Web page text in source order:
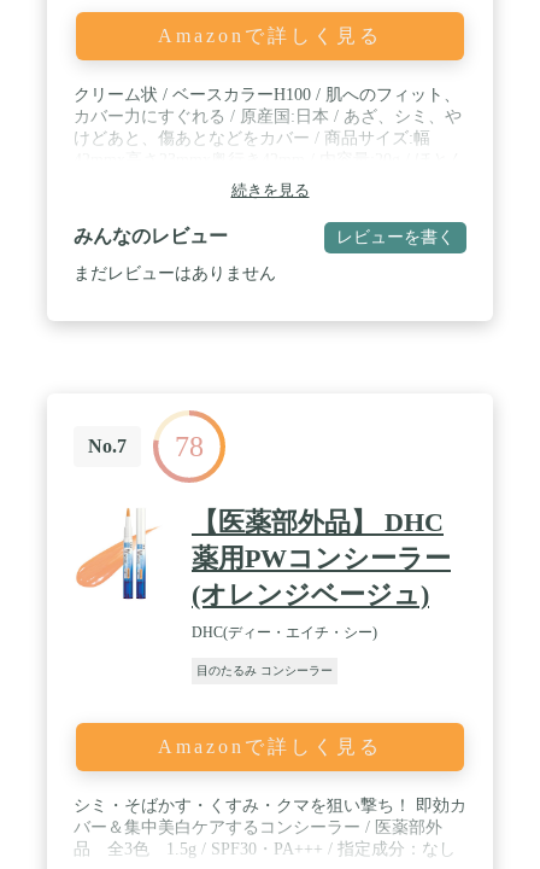
Amazonで詳しく見る
クリーム状 / ベースカラーH100 / 肌へのフィット、
カバー力にすぐれる / 原産国:日本 / あざ、シミ、や
けどあと、傷あとなどをカバー / 商品サイズ:幅
どのあざやしみ(肝斑)、傷あとをカバーするために
使用できます。(メイクアップによる効果)
続きを見る
みんなのレビュー レビューを書く
まだレビューはありません
No.7 78
【医薬部外品】 DHC
薬用PWコンシーラー
(オレンジベージュ)
DHC(ディー・エイチ・シー)
目のたるみ コンシーラー
Amazonで詳しく見る
シミ・そばかす・くすみ・クマを狙い撃ち！ 即効カ
バー＆集中美白ケアするコンシーラー / 医薬部外
品 全3色 1.5g / SPF30・PA+++ / 指定成分：なし